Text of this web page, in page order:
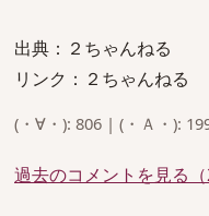
出典：２ちゃんねる
リンク：２ちゃんねる
(・∀・): 806 | (・Ａ・):
過去のコメントを見る（